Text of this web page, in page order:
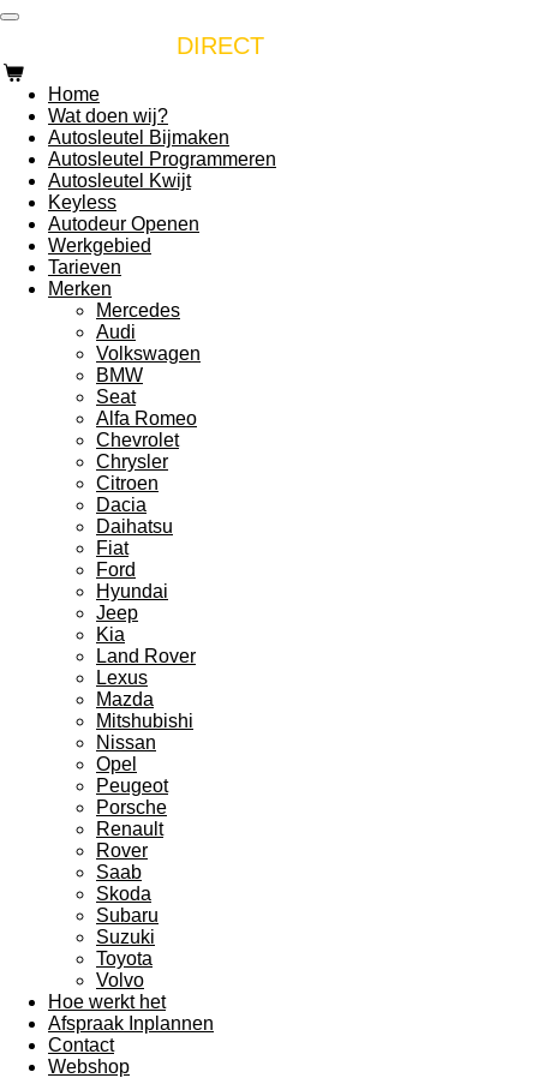
Ga
naar
de
hoofdinhoud
DIRECT
Home
Wat doen wij?
Autosleutel Bijmaken
Autosleutel Programmeren
Autosleutel Kwijt
Keyless
Autodeur Openen
Werkgebied
Tarieven
Merken
Mercedes
Audi
Volkswagen
BMW
Seat
Alfa Romeo
Chevrolet
Chrysler
Citroen
Dacia
Daihatsu
Fiat
Ford
Hyundai
Jeep
Kia
Land Rover
Lexus
Mazda
Mitshubishi
Nissan
Opel
Peugeot
Porsche
Renault
Rover
Saab
Skoda
Subaru
Suzuki
Toyota
Volvo
Hoe werkt het
Afspraak Inplannen
Contact
Webshop